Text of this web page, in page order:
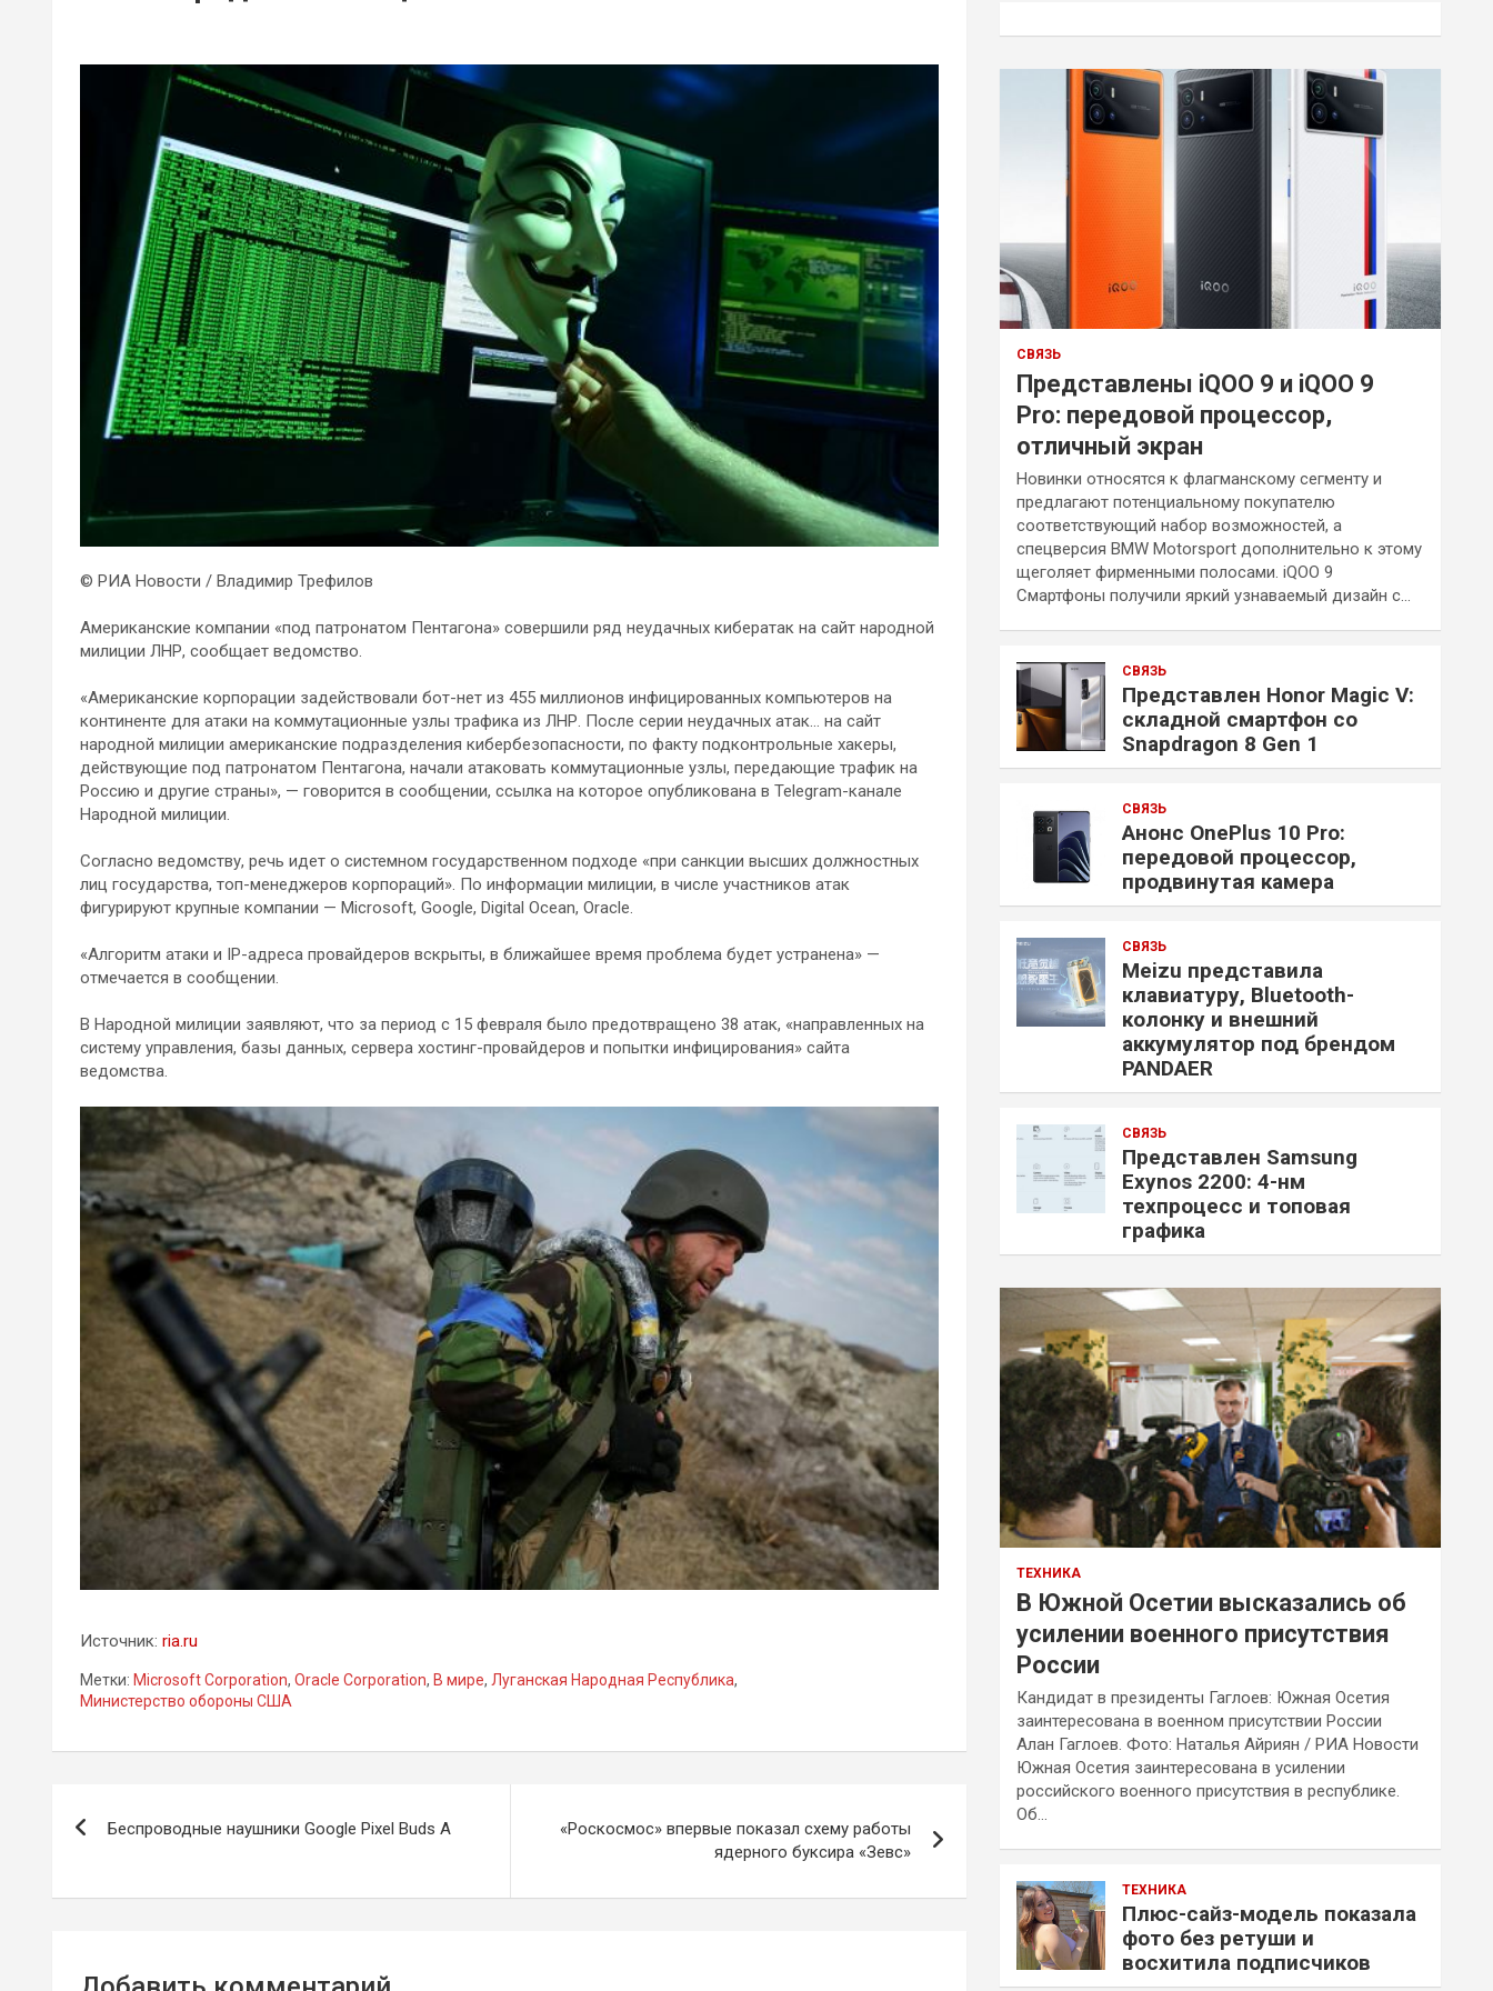
© РИА Новости / Владимир Трефилов
Американские компании «под патронатом Пентагона» совершили ряд неудачных кибератак на сайт народной
милиции ЛНР, сообщает ведомство.
«Американские корпорации задействовали бот-нет из 455 миллионов инфицированных компьютеров на
континенте для атаки на коммутационные узлы трафика из ЛНР. После серии неудачных атак… на сайт
народной милиции американские подразделения кибербезопасности, по факту подконтрольные хакеры,
действующие под патронатом Пентагона, начали атаковать коммутационные узлы, передающие трафик на
Россию и другие страны», — говорится в сообщении, ссылка на которое опубликована в Telegram-канале
Народной милиции.
Согласно ведомству, речь идет о системном государственном подходе «при санкции высших должностных
лиц государства, топ-менеджеров корпораций». По информации милиции, в числе участников атак
фигурируют крупные компании — Microsoft, Google, Digital Ocean, Oracle.
«Алгоритм атаки и IP-адреса провайдеров вскрыты, в ближайшее время проблема будет устранена» —
отмечается в сообщении.
В Народной милиции заявляют, что за период с 15 февраля было предотвращено 38 атак, «направленных на
систему управления, базы данных, сервера хостинг-провайдеров и попытки инфицирования» сайта
ведомства.
Источник: ria.ru
Метки: Microsoft Corporation, Oracle Corporation, В мире, Луганская Народная Республика,
Министерство обороны США
записям
Беспроводные наушники Google Pixel Buds A
«Роскосмос» впервые показал схему работы
ядерного буксира «Зевс»
СВЯЗЬ
Представлены iQOO 9 и iQOO 9
Pro: передовой процессор,
отличный экран
Новинки относятся к флагманскому сегменту и
предлагают потенциальному покупателю
соответствующий набор возможностей, а
спецверсия BMW Motorsport дополнительно к этому
щеголяет фирменными полосами. iQOO 9
Смартфоны получили яркий узнаваемый дизайн с…
СВЯЗЬ
Представлен Honor Magic V:
складной смартфон со
Snapdragon 8 Gen 1
СВЯЗЬ
Анонс OnePlus 10 Pro:
передовой процессор,
продвинутая камера
СВЯЗЬ
Meizu представила
клавиатуру, Bluetooth-
колонку и внешний
аккумулятор под брендом
PANDAER
СВЯЗЬ
Представлен Samsung
Exynos 2200: 4-нм
техпроцесс и топовая
графика
ТЕХНИКА
В Южной Осетии высказались об
усилении военного присутствия
России
Кандидат в президенты Гаглоев: Южная Осетия
заинтересована в военном присутствии России
Алан Гаглоев. Фото: Наталья Айриян / РИА Новости
Южная Осетия заинтересована в усилении
российского военного присутствия в республике.
Об…
ТЕХНИКА
Плюс-сайз-модель показала
фото без ретуши и
восхитила подписчиков